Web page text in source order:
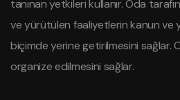
tanınan yetkileri kullanır. Oda
ve yürütülen faaliyetlerin kanun ve
biçimde yerine getirilmesini sağlar.
organize edilmesini sağlar.